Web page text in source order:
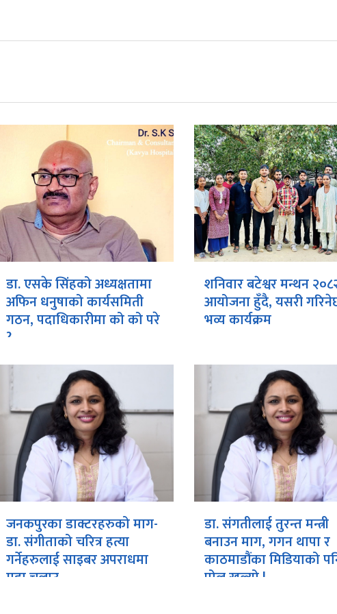
डा. एसके सिंहको अध्यक्षतामा
अफिन धनुषाको कार्यसमिती
गठन, पदाधिकारीमा को को परे
?
शनिवार बटेश्वर मन्थन
आयोजना हुँदै, यसरी
भव्य कार्यक्रम
जनकपुरका डाक्टरहरुको माग-
डा. संगीताको चरित्र हत्या
गर्नेहरुलाई साइबर अपराधमा
मुद्दा चलाउ
डा. संगतीलाई तुरन्त मन्त्री
बनाउन माग, गगन थापा र
काठमाडौंका मिडियाको
पोल खुल्यो !